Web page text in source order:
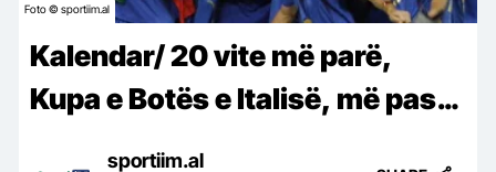
Foto © sportiim.al
Kalendar/ 20 vite më parë,
Kupa e Botës e Italisë, më pas…
sportiim.al